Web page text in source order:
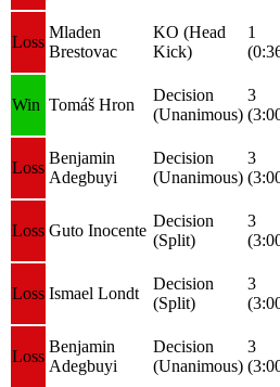
Loss
Mladen
Brestovac
KO (Head
Kick)
1
Win Tomáš Hron
Decision
(Unanimous)
3
Loss
Benjamin
Adegbuyi
Decision
(Unanimous)
3
Loss Guto Inocente
Decision
(Split)
3
Loss Ismael Londt
Decision
(Split)
3
Loss
Benjamin
Adegbuyi
Decision
(Unanimous)
3